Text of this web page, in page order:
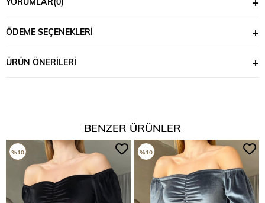
ÖDEME SEÇENEKLERI
ÜRÜN ÖNERILERI
BENZER ÜRÜNLER
%10 %10